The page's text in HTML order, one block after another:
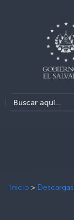
Inicio > Descargas